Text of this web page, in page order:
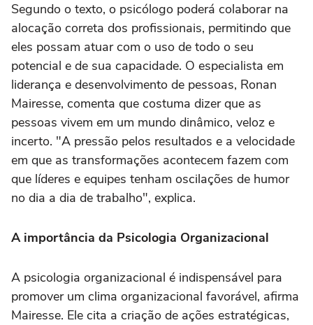
Segundo o texto, o psicólogo poderá colaborar na
alocação correta dos profissionais, permitindo que
eles possam atuar com o uso de todo o seu
potencial e de sua capacidade. O especialista em
liderança e desenvolvimento de pessoas, Ronan
Mairesse, comenta que costuma dizer que as
pessoas vivem em um mundo dinâmico, veloz e
incerto. "A pressão pelos resultados e a velocidade
em que as transformações acontecem fazem com
que líderes e equipes tenham oscilações de humor
no dia a dia de trabalho", explica.
A importância da Psicologia Organizacional
A psicologia organizacional é indispensável para
promover um clima organizacional favorável, afirma
Mairesse. Ele cita a criação de ações estratégicas,